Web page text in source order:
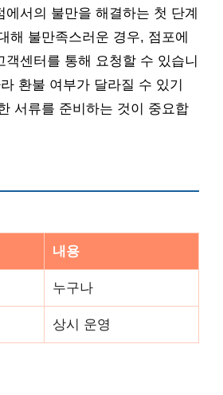
에서의 불만을 해결하는 첫 단계
해 불만족스러운 경우, 점포에
객센터를 통해 요청할 수 있습니
환불 여부가 달라질 수 있기
서류를 준비하는 것이 중요합
내용
누구나
상시 운영